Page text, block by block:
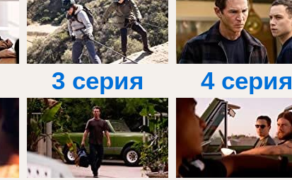
3 серия 4 серия